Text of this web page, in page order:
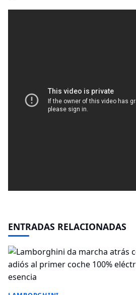
ENTRADAS RELACIONADAS